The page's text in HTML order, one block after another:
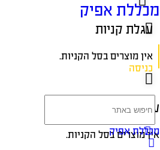
עגלת קניות
אין מוצרים בסל הקניות.
כניסה
מכללת אפיק
עגלת קניות
אין מוצרים בסל הקניות.
מכללת אפיק